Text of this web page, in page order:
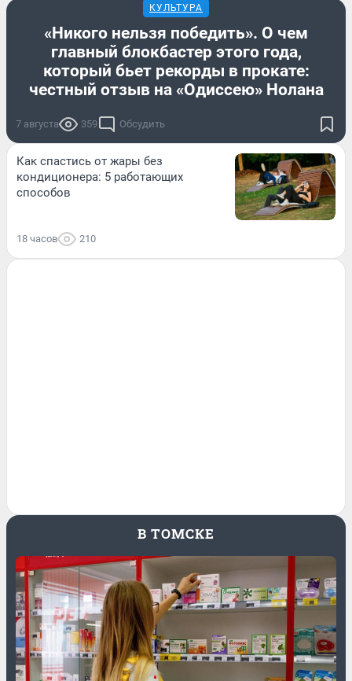
КУЛЬТУРА
«Никого нельзя победить». О чем
главный блокбастер этого года,
который бьет рекорды в прокате:
честный отзыв на «Одиссею» Нолана
7 августа 359 Обсудить
Как спастись от жары без
кондиционера: 5 работающих
способов
18 часов 210
В ТОМСКЕ